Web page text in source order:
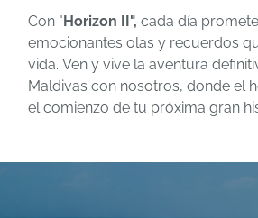
Con " Horizon II", cada día
emocionantes olas y recuerdos
vida. Ven y vive la aventura
Maldivas con nosotros, donde el
el comienzo de tu próxima gran